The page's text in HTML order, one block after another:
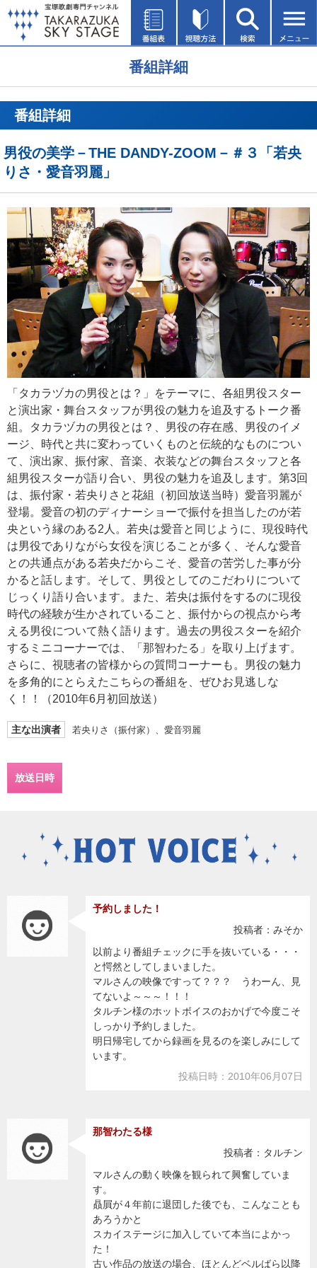
番組詳細
番組詳細
男役の美学－THE DANDY-ZOOM－＃３「若央
りさ・愛音羽麗」
「タカラヅカの男役とは？」をテーマに、各組男役スター
と演出家・舞台スタッフが男役の魅力を追及するトーク番
組。タカラヅカの男役とは？、男役の存在感、男役のイメ
ージ、時代と共に変わっていくものと伝統的なものについ
て、演出家、振付家、音楽、衣装などの舞台スタッフと各
組男役スターが語り合い、男役の魅力を追及します。第3回
は、振付家・若央りさと花組（初回放送当時）愛音羽麗が
登場。愛音の初のディナーショーで振付を担当したのが若
央という縁のある2人。若央は愛音と同じように、現役時代
は男役でありながら女役を演じることが多く、そんな愛音
との共通点がある若央だからこそ、愛音の苦労した事が分
かると話します。そして、男役としてのこだわりについて
じっくり語り合います。また、若央は振付をするのに現役
時代の経験が生かされていること、振付からの視点から考
える男役について熱く語ります。過去の男役スターを紹介
するミニコーナーでは、「那智わたる」を取り上げます。
さらに、視聴者の皆様からの質問コーナーも。男役の魅力
を多角的にとらえたこちらの番組を、ぜひお見逃しな
く！！（2010年6月初回放送）
主な出演者 若央りさ（振付家）、愛音羽麗
放送日時
予約しました！
投稿者：みそか
以前より番組チェックに手を抜いている・・・
と愕然としてしまいました。
マルさんの映像ですって？？？ うわーん、見
てないよ～～～！！！
タルチン様のホットボイスのおかげで今度こそ
しっかり予約しました。
明日帰宅してから録画を見るのを楽しみにして
います。
投稿日時：2010年06月07日
那智わたる様
投稿者：タルチン
マルさんの動く映像を観られて興奮していま
す。
贔屓が４年前に退団した後でも、こんなことも
あろうかと
スカイステージに加入していて本当によかっ
た！
古い作品の放送の場合、ほとんどベルばら以降